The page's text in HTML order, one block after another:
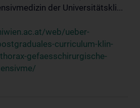
der Universitätskli...
web/ueber-
curriculum-klin-
gefaesschirurgische-